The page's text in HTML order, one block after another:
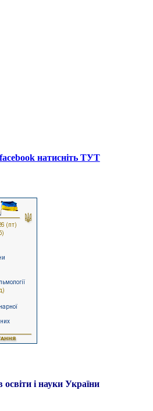
натисніть ТУТ
і науки України